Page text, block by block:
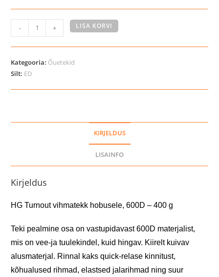
Turnout
vihmatekk
hobusele,
600D
kogus
- + LISA KORVI
Kategooria: Õuetekid
Silt: ED
KIRJELDUS
LISAINFO
Kirjeldus
HG Turnout vihmatekk hobusele, 600D – 400 g
Teki pealmine osa on vastupidavast 600D materjalist,
mis on vee-ja tuulekindel, kuid hingav. Kiirelt kuivav
alusmaterjal. Rinnal kaks quick-relase kinnitust,
kõhualused rihmad, elastsed jalarihmad ning suur